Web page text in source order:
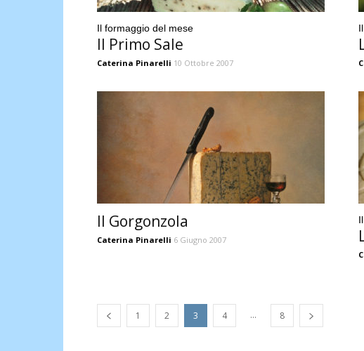
Il formaggio del mese
Il Primo Sale
Caterina Pinarelli 10 Ottobre 2007
Il Gorgonzola
Caterina Pinarelli 6 Giugno 2007
1 2 3 4 ... 8